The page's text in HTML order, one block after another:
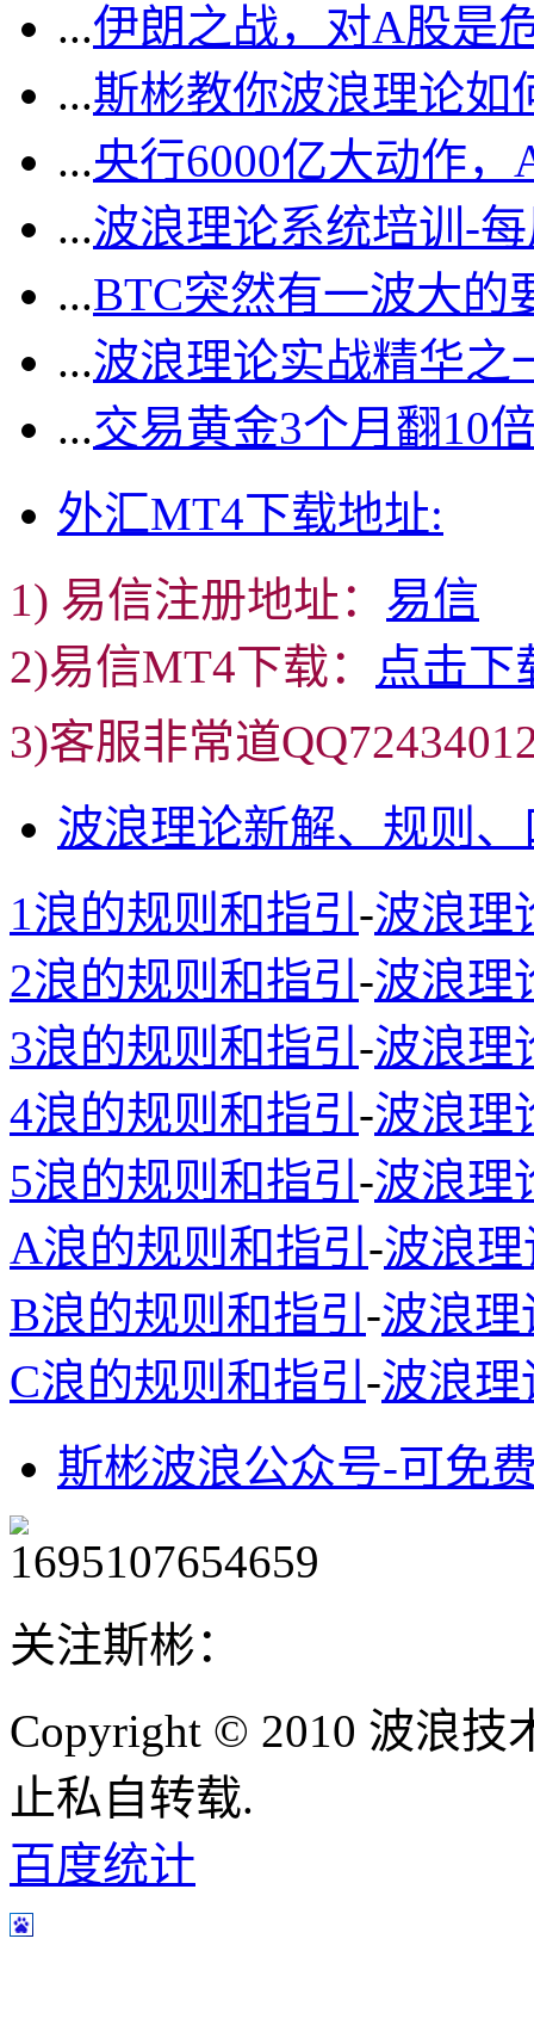
...伊朗之战，对A股是
...斯彬教你波浪理论如
...央行6000亿大动作
...波浪理论系统培训-
...BTC突然有一波大的
...波浪理论实战精华
...交易黄金3个月翻10
外汇MT4下载地址:
1) 易信注册地址： 易信
2)易信MT4下载： 点击下
3)客服非常道
波浪理论新解、规则
1浪的规则和指引 -波浪理
2浪的规则和指引 -波浪理
3浪的规则和指引 -波浪理
4浪的规则和指引 -波浪理
5浪的规则和指引 -波浪理
A浪的规则和指引 -波浪
B浪的规则和指引 -波浪
C浪的规则和指引 -波浪理
斯彬波浪公众号-可免
关注斯彬：
Copyright © 2010 波浪技
止私自转载.
百度统计